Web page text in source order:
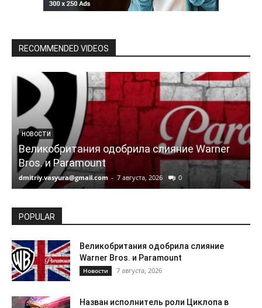
RECOMMENDED VIDEOS
НОВОСТИ
Великобритания одобрила слияние Warner
Bros. и Paramount
dmitriy.vasyura@gmail.com - 7 августа, 2026 0
POPULAR
Великобритания одобрила слияние
Warner Bros. и Paramount
Новости 7 августа, 2026
Назван исполнитель роли Циклопа в